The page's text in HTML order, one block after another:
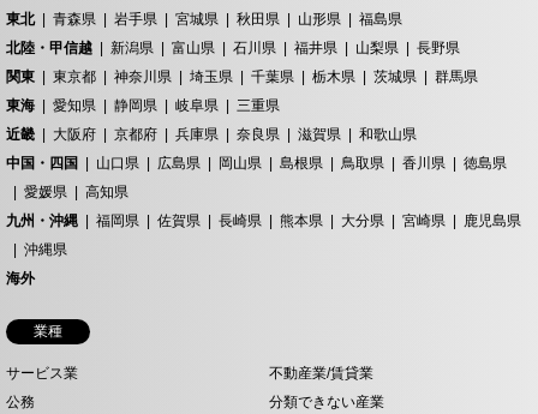
東北
青森県 岩手県 宮城県 秋田県 山形県
福島県
北陸・甲信越
新潟県 富山県 石川県 福井県 山梨県
長野県
関東
東京都 神奈川県 埼玉県 千葉県 栃木県 茨城県
群馬県
東海
愛知県 静岡県 岐阜県
三重県
近畿
大阪府 京都府 兵庫県 奈良県 滋賀県
和歌山県
中国・四国
山口県 広島県 岡山県 島根県 鳥取県 香川県
徳島県
愛媛県
高知県
九州・沖縄
福岡県 佐賀県 長崎県 熊本県 大分県 宮崎県
鹿児島県
沖縄県
海外
業種
サービス業
不動産業/賃貸業
公務
分類できない産業